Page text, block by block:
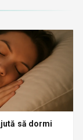
să dormi